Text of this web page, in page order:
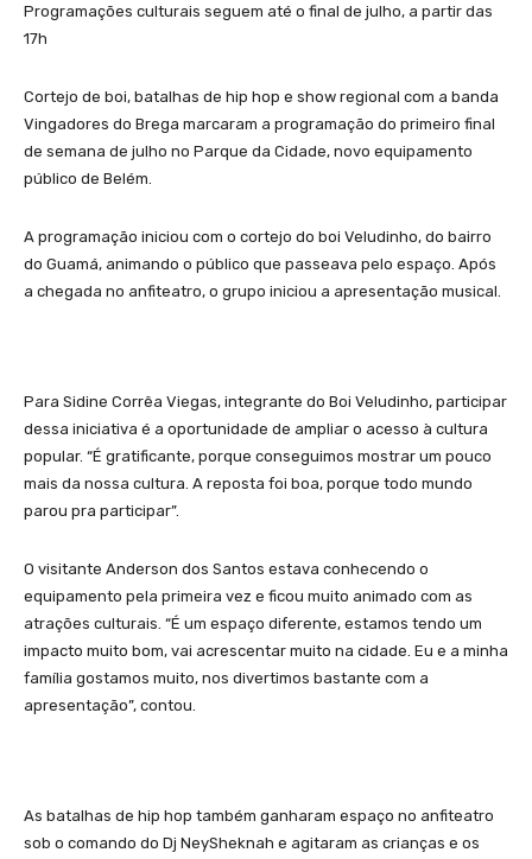
Programações culturais seguem até o final de julho, a partir das
17h
Cortejo de boi, batalhas de hip hop e show regional com a banda
Vingadores do Brega marcaram a programação do primeiro final
de semana de julho no Parque da Cidade, novo equipamento
público de Belém.
A programação iniciou com o cortejo do boi Veludinho, do bairro
do Guamá, animando o público que passeava pelo espaço. Após
a chegada no anfiteatro, o grupo iniciou a apresentação musical.
Para Sidine Corrêa Viegas, integrante do Boi Veludinho, participar
dessa iniciativa é a oportunidade de ampliar o acesso à cultura
popular. “É gratificante, porque conseguimos mostrar um pouco
mais da nossa cultura. A reposta foi boa, porque todo mundo
parou pra participar”.
O visitante Anderson dos Santos estava conhecendo o
equipamento pela primeira vez e ficou muito animado com as
atrações culturais. “É um espaço diferente, estamos tendo um
impacto muito bom, vai acrescentar muito na cidade. Eu e a minha
família gostamos muito, nos divertimos bastante com a
apresentação”, contou.
As batalhas de hip hop também ganharam espaço no anfiteatro
sob o comando do Dj NeySheknah e agitaram as crianças e os